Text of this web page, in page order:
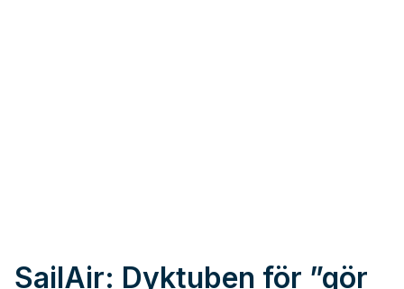
SailAir: Dyktuben för ”gör